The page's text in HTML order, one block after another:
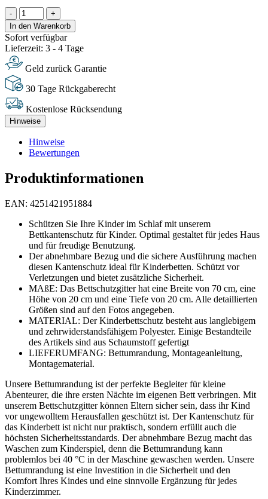
-
+
In den Warenkorb
Sofort verfügbar
Lieferzeit: 3 - 4 Tage
Geld zurück Garantie
30 Tage Rückgaberecht
Kostenlose Rücksendung
Hinweise
Hinweise
Bewertungen
Produktinformationen
EAN: 4251421951884
Schützen Sie Ihre Kinder im Schlaf mit unserem
Bettkantenschutz für Kinder. Optimal gestaltet für jedes Haus
und für freudige Benutzung.
Der abnehmbare Bezug und die sichere Ausführung machen
diesen Kantenschutz ideal für Kinderbetten. Schützt vor
Verletzungen und bietet zusätzliche Sicherheit.
MAßE: Das Bettschutzgitter hat eine Breite von 70 cm, eine
Höhe von 20 cm und eine Tiefe von 20 cm. Alle detaillierten
Größen sind auf den Fotos angegeben.
MATERIAL: Der Kinderbettschutz besteht aus langlebigem
und zehrwiderstandsfähigem Polyester. Einige Bestandteile
des Artikels sind aus Schaumstoff gefertigt
LIEFERUMFANG: Bettumrandung, Montageanleitung,
Montagematerial.
Unsere Bettumrandung ist der perfekte Begleiter für kleine
Abenteurer, die ihre ersten Nächte im eigenen Bett verbringen. Mit
unserem Bettschutzgitter können Eltern sicher sein, dass ihr Kind
vor ungewolltem Herausfallen geschützt ist. Der Kantenschutz für
das Kinderbett ist nicht nur praktisch, sondern erfüllt auch die
höchsten Sicherheitsstandards. Der abnehmbare Bezug macht das
Waschen zum Kinderspiel, denn die Bettumrandung kann
problemlos bei 40 °C in der Maschine gewaschen werden. Unsere
Bettumrandung ist eine Investition in die Sicherheit und den
Komfort Ihres Kindes und eine sinnvolle Ergänzung für jedes
Kinderzimmer.